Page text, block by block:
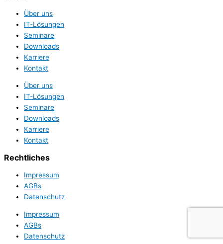
Über uns
IT-Lösungen
Seminare
Downloads
Karriere
Kontakt
Über uns
IT-Lösungen
Seminare
Downloads
Karriere
Kontakt
Rechtliches
Impressum
AGBs
Datenschutz
Impressum
AGBs
Datenschutz